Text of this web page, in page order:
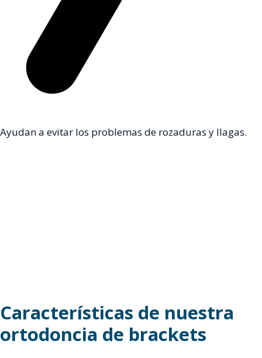
Ayudan a evitar los problemas de rozaduras y llagas.
Características de nuestra
ortodoncia de brackets